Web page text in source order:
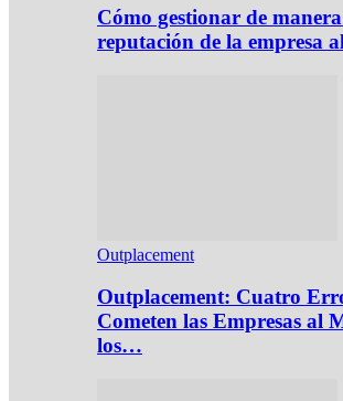
Cómo gestionar de
reputación de la empresa
Outplacement
Outplacement: Cuatro
Cometen las Empresas al
los…